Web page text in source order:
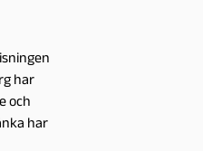
har
och
har